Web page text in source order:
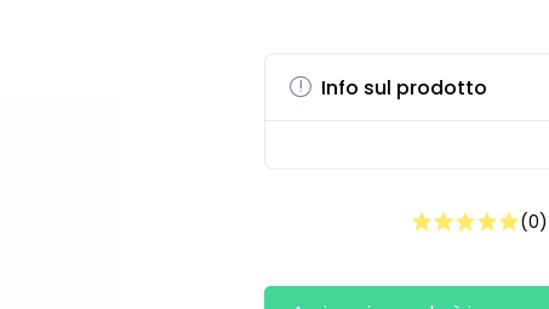
Info sul prodotto
(0)